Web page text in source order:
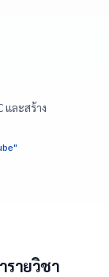
และสร้าง
ายวิชา